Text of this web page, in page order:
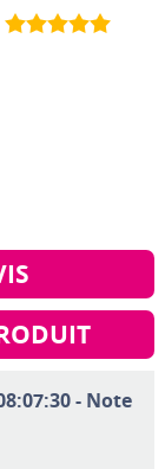
- Note